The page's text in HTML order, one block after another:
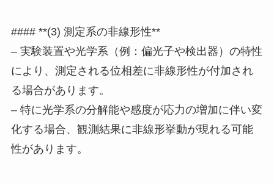
#### **(3) 測定系の非線形性**
– 実験装置や光学系（例：偏光子や検出器）の特性
により、測定される位相差に非線形性が付加され
る場合があります。
– 特に光学系の分解能や感度が応力の増加に伴い変
化する場合、観測結果に非線形挙動が現れる可能
性があります。